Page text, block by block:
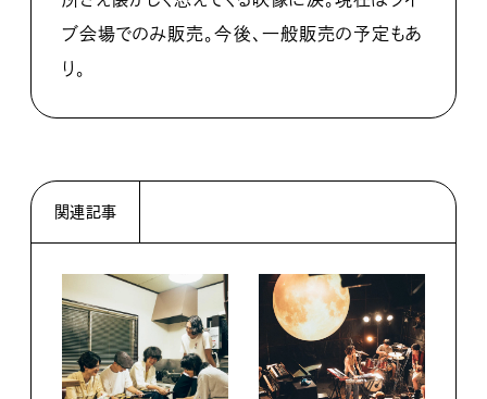
ブ会場でのみ販売。今後、一般販売の予定もあ
り。
関連記事